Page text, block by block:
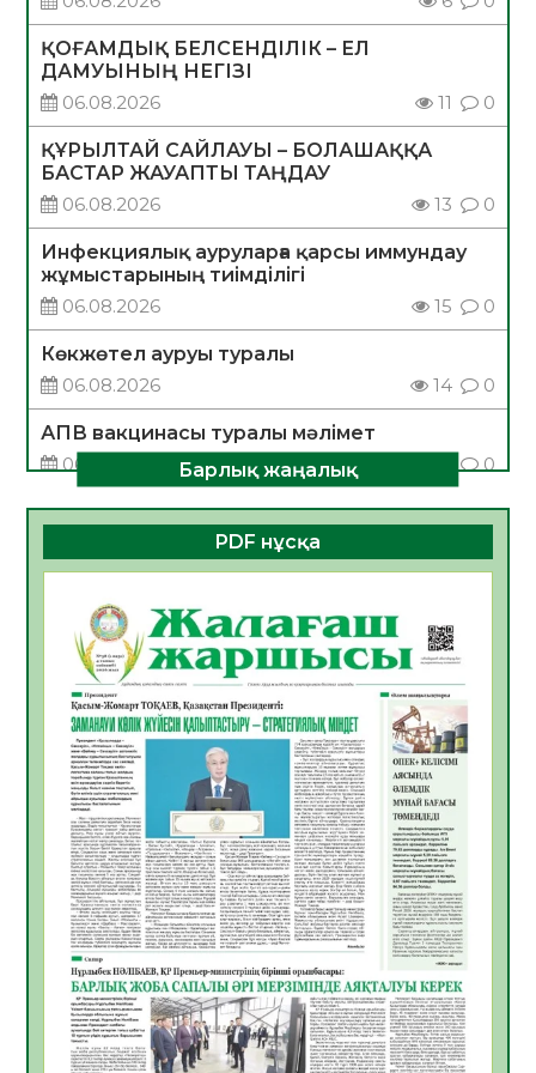
ҚОҒАМДЫҚ БЕЛСЕНДІЛІК – ЕЛ
ДАМУЫНЫҢ НЕГІЗІ
06.08.2026
11 0
ҚҰРЫЛТАЙ САЙЛАУЫ – БОЛАШАҚҚА
БАСТАР ЖАУАПТЫ ТАҢДАУ
06.08.2026
13 0
Инфекциялық ауруларға қарсы иммундау
жұмыстарының тиімділігі
06.08.2026
15 0
Көкжөтел ауруы туралы
06.08.2026
14 0
АПВ вакцинасы туралы мәлімет
06.08.2026
0
Open Air: Қызылорда облысы полиция
департаменті 20 мыңнан астам
көрерменнің қауіпсіздігін қамтамасыз етті
ҚЫЗЫЛОРДАДА «САНАЛЫ ҰРПАҚ –
ЖАРҚЫН БОЛАШАҚ» АТТЫ КЕҢЕЙТІЛГЕН
МӘЖІЛІС ӨТТІ
05.08.2026
28
Қазақстан Орталық Азиядағы көшуге ең
қолайлы ел атанды
05.08.2026
30
Өрт қауіпсіздігі талаптарын сақтау – әр
азаматтың міндеті
05.08.2026
30
Руслан Рүстемұлы облыс әкімінің
кеңесшісі болып тағайындалды
05.08.2026
26
Цифрландыру саласын дамыту аясында
Барлық жаңалық
PDF нұсқа